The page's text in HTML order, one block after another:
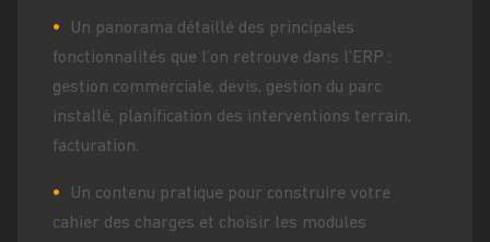
Un panorama détaillé des principales
fonctionnalités que l’on retrouve dans l’ERP :
gestion commerciale, devis, gestion du parc
installé, planification des interventions terrain,
facturation.
Un contenu pratique pour construire votre
cahier des charges et choisir les modules